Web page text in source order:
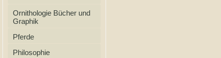
Ornithologie Bücher und
Graphik
Pferde
Philosophie